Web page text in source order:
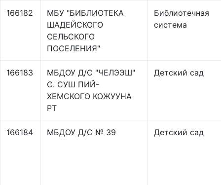
166182
МБУ "БИБЛИОТЕКА
ШАДЕЙСКОГО
СЕЛЬСКОГО
ПОСЕЛЕНИЯ"
Библиотечная
система
166183
МБДОУ Д/С "ЧЕЛЭЭШ"
С. СУШ ПИЙ-
ХЕМСКОГО КОЖУУНА
РТ
Детский сад
166184 МБДОУ Д/С № 39 Детский сад